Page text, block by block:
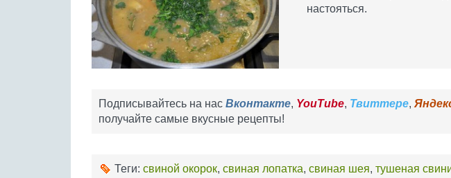
настояться.
Подписывайтесь на нас Вконтакте, YouTube, Твиттере,
получайте самые вкусные рецепты!
Теги: свиной окорок, свиная лопатка, свиная шея, тушеная